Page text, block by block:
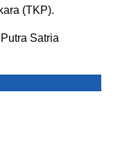
(TKP).
Satria